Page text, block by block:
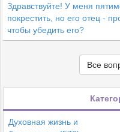
Здравствуйте! У меня
покрестить, но его отец -
чтобы убедить его?
Все
Духовная жизнь и